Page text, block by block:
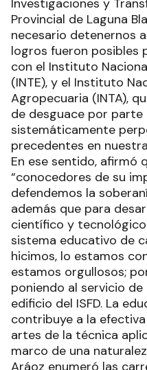
Investigaciones y
Provincial de Laguna
necesario detenernos
logros fueron posibles
con el Instituto
(INTE), y el Instituto
Agropecuaria (INTA),
de desguace por
sistemáticamente
precedentes en
En ese sentido, afirmó
“conocedores de su
defendemos la
además que para
científico y
sistema educativo de
hicimos, lo estamos
estamos orgullosos;
poniendo al servicio
edificio del ISFD. La
contribuye a la
artes de la técnica
marco de una
Aráoz enumeró las